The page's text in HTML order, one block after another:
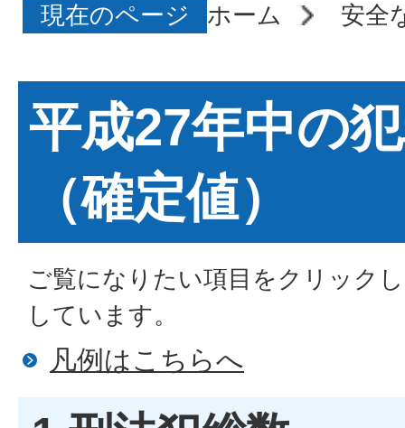
現在のページ ホーム 安全
平成27年中の
（確定値）
ご覧になりたい項目をクリック
しています。
凡例はこちらへ